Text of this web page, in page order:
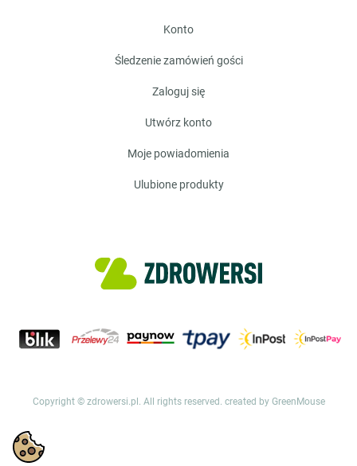
konto
śledzenie zamówień gości
zaloguj się
utwórz konto
moje powiadomienia
ulubione produkty
Copyright © zdrowersi.pl. All rights reserved. created by GreenMouse